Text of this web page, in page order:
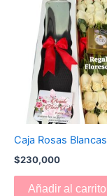
Caja Rosas
$230,000
Añadir al carrito